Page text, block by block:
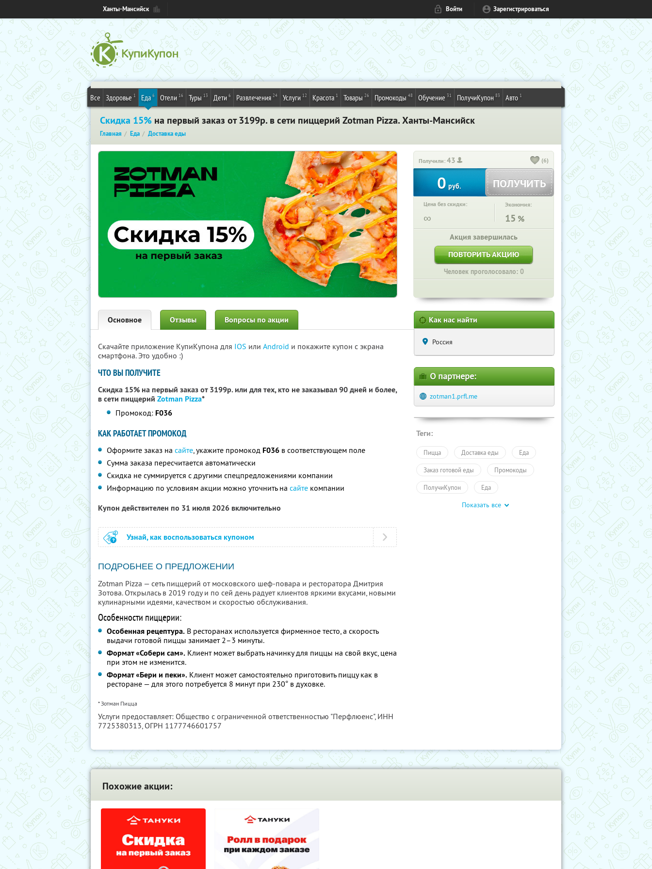
Ханты-Мансийск Войти Зарегистрироваться
Все Здоровье 1 Еда 6 Отели 16 Туры 13 Дети 6 Развлечения 24 Услуги 12 Красота 1 Товары 26 Промокоды 48 Обучение 31 ПолучиКупон 83 Авто 1
Скидка 15% на первый заказ от 3199р. в сети пиццерий Zotman Pizza. Ханты-Мансийск
Главная Еда Доставка еды
Получили:43 (6)
0 руб. ПОЛУЧИТЬ
Цена без скидки:
∞
Экономия:
15 %
Акция завершилась
ПОВТОРИТЬ АКЦИЮ
Человек проголосовало: 0
Основное Отзывы Вопросы по акции
Скачайте приложение КупиКупона для IOS или Android и покажите купон с экрана
смартфона. Это удобно :)
ЧТО ВЫ ПОЛУЧИТЕ
Скидка 15% на первый заказ от 3199р. или для тех, кто не заказывал 90 дней и более,
в сети пиццерий Zotman Pizza*
Промокод: F036
КАК РАБОТАЕТ ПРОМОКОД
Оформите заказ на сайте, укажите промокод F036 в соответствующем поле
Сумма заказа пересчитается автоматически
Скидка не суммируется с другими спецпредложениями компании
Информацию по условиям акции можно уточнить на сайте компании
Купон действителен по 31 июля 2026 включительно
Узнай, как воспользоваться купоном
ПОДРОБНЕЕ О ПРЕДЛОЖЕНИИ
Zotman Pizza — сеть пиццерий от московского шеф-повара и ресторатора Дмитрия
Зотова. Открылась в 2019 году и по сей день радует клиентов яркими вкусами, новыми
кулинарными идеями, качеством и скоростью обслуживания.
Особенности пиццерии:
Особенная рецептура. В ресторанах используется фирменное тесто, а скорость
выдачи готовой пиццы занимает 2–3 минуты.
Формат «Собери сам». Клиент может выбрать начинку для пиццы на свой вкус, цена
при этом не изменится.
Формат «Бери и пеки». Клиент может самостоятельно приготовить пиццу как в
ресторане — для этого потребуется 8 минут при 230° в духовке.
* Зотман Пицца
Услуги предоставляет: Общество с ограниченной ответственностью "Перфлюенс", ИНН
7725380313, ОГРН 1177746601757
Как нас найти
Россия
О партнере:
zotman1.prfl.me
Теги:
Пицца Доставка еды Еда
Заказ готовой еды Промокоды
ПолучиКупон Еда
Показать все
Похожие акции: